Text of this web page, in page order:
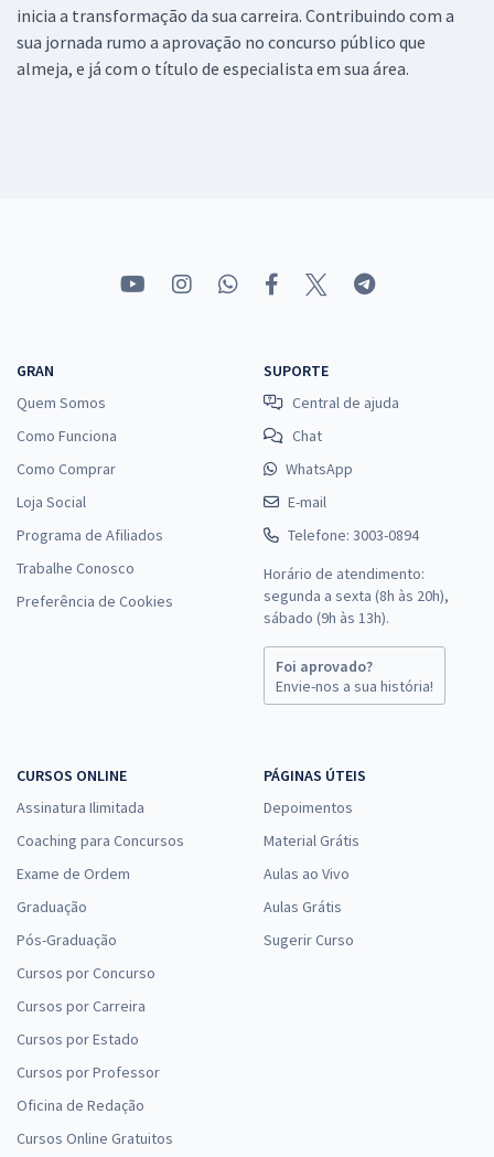
inicia a transformação da sua carreira. Contribuindo com a
sua jornada rumo a aprovação no concurso público que
almeja, e já com o título de especialista em sua área.
GRAN
Quem Somos
Como Funciona
Como Comprar
Loja Social
Programa de Afiliados
Trabalhe Conosco
Preferência de Cookies
SUPORTE
Central de ajuda
Chat
WhatsApp
E-mail
Telefone: 3003-0894
Horário de atendimento:
segunda a sexta (8h às 20h),
sábado (9h às 13h).
Foi aprovado?
Envie-nos a sua história!
CURSOS ONLINE
Assinatura Ilimitada
Coaching para Concursos
Exame de Ordem
Graduação
Pós-Graduação
Cursos por Concurso
Cursos por Carreira
Cursos por Estado
Cursos por Professor
Oficina de Redação
Cursos Online Gratuitos
PÁGINAS ÚTEIS
Depoimentos
Material Grátis
Aulas ao Vivo
Aulas Grátis
Sugerir Curso